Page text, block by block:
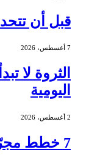
قبل أن
7 أغسطس، 2026
الثروة لا
اليومية
2 أغسطس، 2026
7 خطط مجرّبة لتحسين جودة نومك